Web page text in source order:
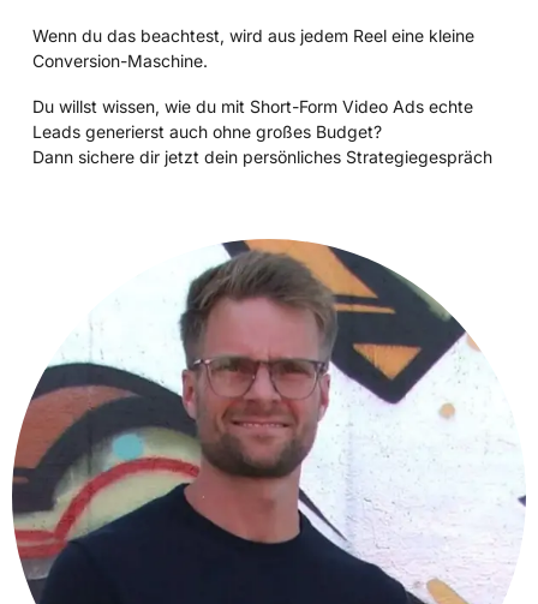
Wenn du das beachtest, wird aus jedem Reel eine kleine
Conversion-Maschine.
Du willst wissen, wie du mit Short-Form Video Ads echte
Leads generierst auch ohne großes Budget?
Dann sichere dir jetzt dein persönliches Strategiegespräch